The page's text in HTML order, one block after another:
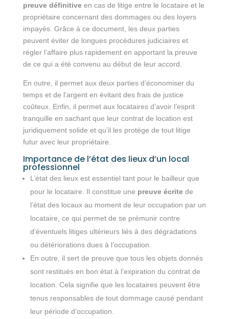
preuve définitiveen cas de litige entre le locataire et le
propriétaire concernant des dommages ou des loyers
impayés. Grâce à ce document, les deux parties
peuvent éviter de longues procédures judiciaires et
régler l’affaire plus rapidement en apportant la preuve
de ce qui a été convenu au début de leur accord.
En outre, il permet aux deux parties d’économiser du
temps et de l’argent en évitant des frais de justice
coûteux. Enfin, il permet aux locataires d’avoir l’esprit
tranquille en sachant que leur contrat de location est
juridiquement solide et qu’il les protège de tout litige
futur avec leur propriétaire.
Importance de l’état des lieux d’un local
professionnel
L’état des lieux est essentiel tant pour le bailleur que
pour le locataire. Il constitue une preuve écritede
l’état des locaux au moment de leur occupation par un
locataire, ce qui permet de se prémunir contre
d’éventuels litiges ultérieurs liés à des dégradations
ou détériorations dues à l’occupation.
En outre, il sert de preuve que tous les objets donnés
sont restitués en bon état à l’expiration du contrat de
location. Cela signifie que les locataires peuvent être
tenus responsables de tout dommage causé pendant
leur période d’occupation.